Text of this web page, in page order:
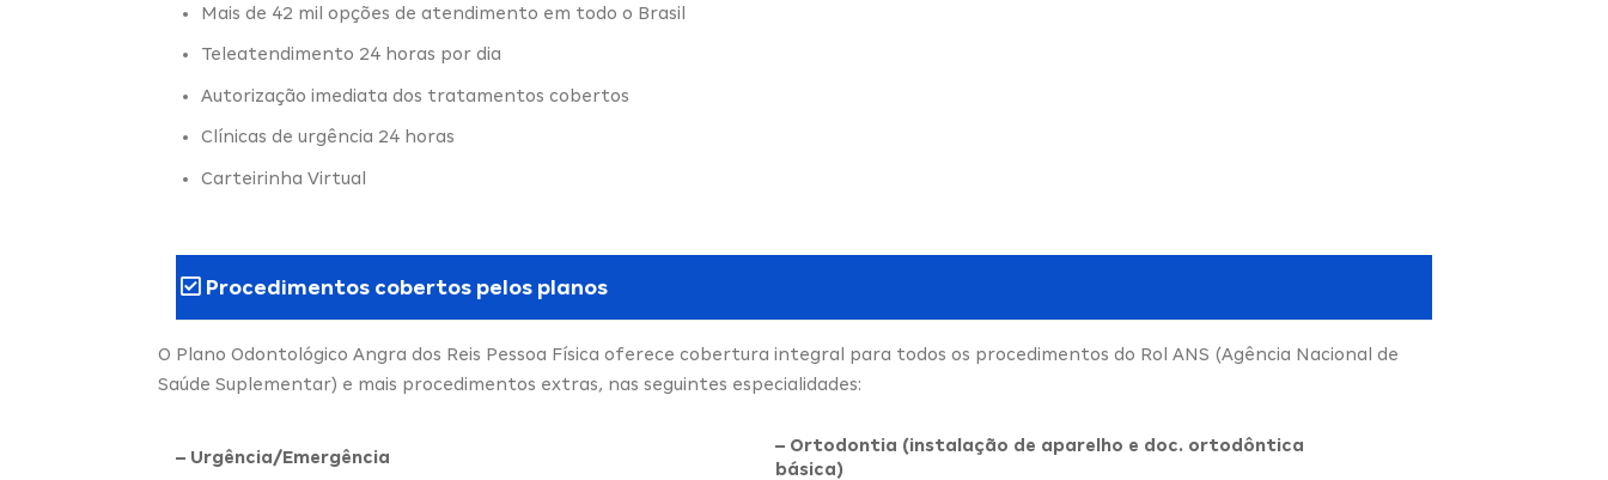
Mais de 42 mil opções de atendimento em todo o Brasil
Teleatendimento 24 horas por dia
Autorização imediata dos tratamentos cobertos
Clínicas de urgência 24 horas
Carteirinha Virtual
Procedimentos cobertos pelos planos
O Plano Odontológico Angra dos Reis Pessoa Física oferece cobertura integral para todos os procedimentos do Rol ANS (Agência Nacional de
Saúde Suplementar) e mais procedimentos extras, nas seguintes especialidades:
– Urgência/Emergência
– Ortodontia (instalação de aparelho e doc. ortodôntica
básica)